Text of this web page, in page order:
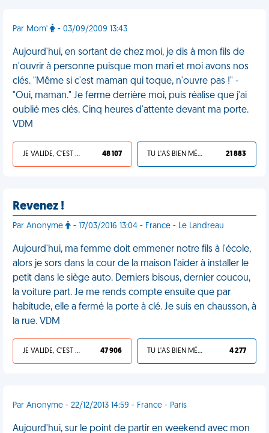
Par Mom' - 03/09/2009 13:43
Aujourd'hui, en sortant de chez moi, je dis à mon fils de
n'ouvrir à personne puisque mon mari et moi avons nos
clés. "Même si c'est maman qui toque, n'ouvre pas !" -
"Oui, maman." Je ferme derrière moi, puis réalise que j'ai
oublié mes clés. Cinq heures d'attente devant ma porte.
VDM
JE VALIDE, C'EST UNE VDM 48 107 TU L'AS BIEN MÉRITÉ 21 883
Revenez !
Par Anonyme - 17/03/2016 13:04 - France - Le Landreau
Aujourd'hui, ma femme doit emmener notre fils à l'école,
alors je sors dans la cour de la maison l'aider à installer le
petit dans le siège auto. Derniers bisous, dernier coucou,
la voiture part. Je me rends compte ensuite que par
habitude, elle a fermé la porte à clé. Je suis en chausson, à
la rue. VDM
JE VALIDE, C'EST UNE VDM 47 906 TU L'AS BIEN MÉRITÉ 4 277
Par Anonyme - 22/12/2013 14:59 - France - Paris
Aujourd'hui, sur le point de partir en weekend avec mon